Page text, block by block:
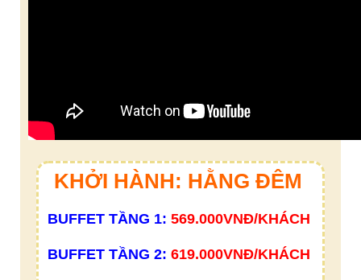
KHỞI HÀNH: HẰNG ĐÊM
BUFFET TẦNG 1: 569.000VNĐ/KHÁCH
BUFFET TẦNG 2: 619.000VNĐ/KHÁCH